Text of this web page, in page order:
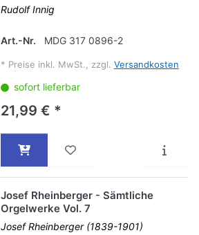
Rudolf Innig
Art.-Nr. MDG 317 0896-2
* Preise inkl. MwSt., zzgl. Versandkosten
sofort lieferbar
21,99 € *
Josef Rheinberger - Sämtliche
Orgelwerke Vol. 7
Josef Rheinberger (1839-1901)